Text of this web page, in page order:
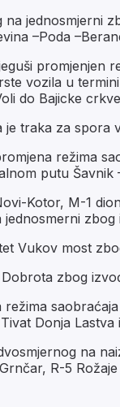
jednosmjerni
–Poda
promjenjen
vozila u
do Bajicke
traka za
režima
putu Šavnik
Kotor, M-1
Vukov most
zbog
Donja Lastva
na
R-5